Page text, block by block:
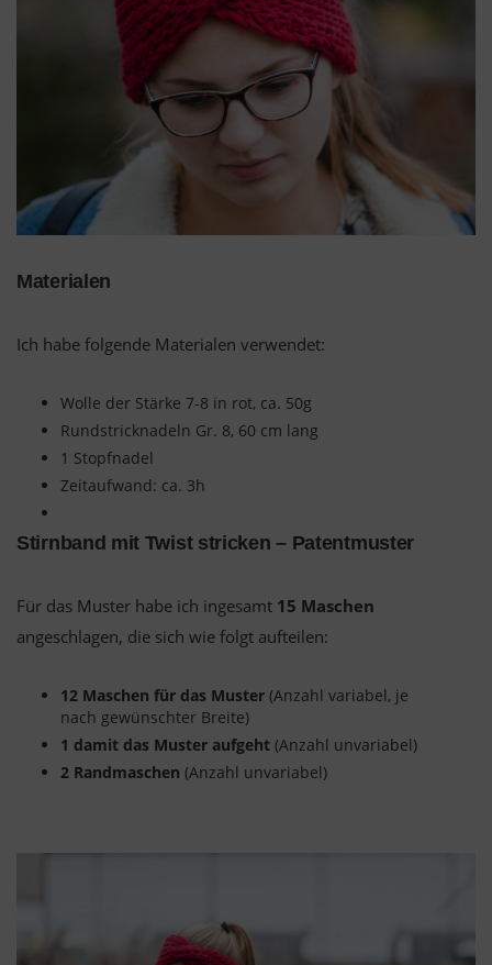
Materialen
Ich habe folgende Materialen verwendet:
Wolle der Stärke 7-8 in rot, ca. 50g
Rundstricknadeln Gr. 8, 60 cm lang
1 Stopfnadel
Zeitaufwand: ca. 3h
Stirnband mit Twist stricken – Patentmuster
Für das Muster habe ich ingesamt 15 Maschen
angeschlagen, die sich wie folgt aufteilen:
12 Maschen für das Muster (Anzahl variabel, je
nach gewünschter Breite)
1 damit das Muster aufgeht (Anzahl unvariabel)
2 Randmaschen (Anzahl unvariabel)